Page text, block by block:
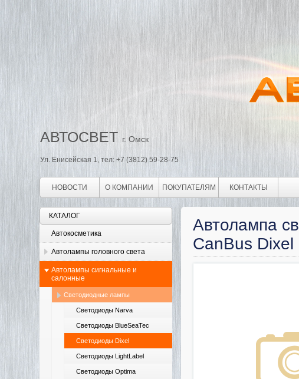
АВТОСВЕТ г. Омск
Ул. Енисейская 1, тел: +7 (3812) 59-28-75
НОВОСТИ О КОМПАНИИ ПОКУПАТЕЛЯМ КОНТАКТЫ
КАТАЛОГ
Автокосметика
Автолампы головного света
Автолампы сигнальные и
салонные
Светодиодные лампы
Светодиоды Narva
Светодиоды BlueSeaTec
Светодиоды Dixel
Светодиоды LightLabel
Светодиоды Optima
Автолампа
CanBus Dixel